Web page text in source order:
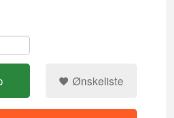
Ønskeliste